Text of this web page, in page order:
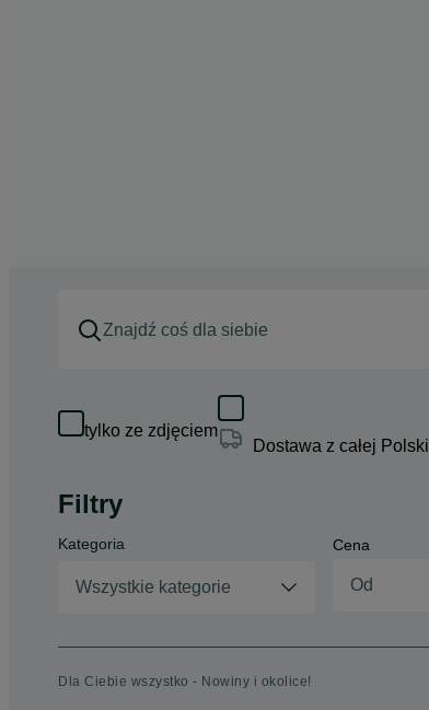
tylko ze zdjęciem
Dostawa z całej Polski
Filtry
Kategoria
Wszystkie kategorie
Cena
Dla Ciebie wszystko - Nowiny i okolice!